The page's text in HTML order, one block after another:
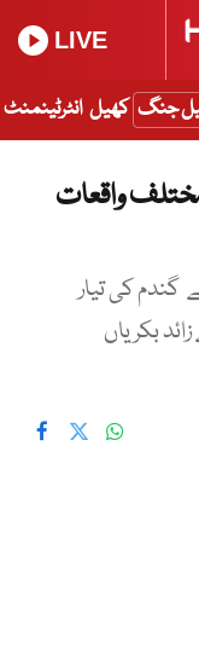
LIVE
جنگ کھیل انٹرٹینمنٹ
مختلف واقعات
گندم کی تیار
بکریاں